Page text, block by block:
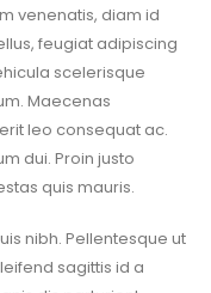
venenatis, diam id
feugiat adipiscing
scelerisque
Maecenas
leo consequat ac.
dui. Proin justo
quis mauris.
nibh. Pellentesque ut
sagittis id a